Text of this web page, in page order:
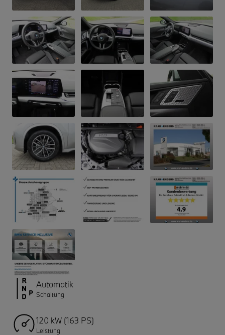
Automatik
Schaltung
120 kW (163 PS)
Leistung